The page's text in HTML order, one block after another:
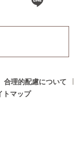
合理的配慮について
トマップ